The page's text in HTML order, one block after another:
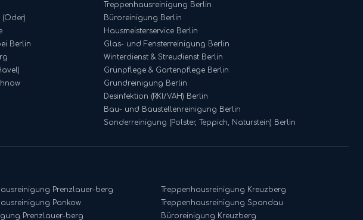
Berlin
Treppenhausreinigung Berlin
Büroreinigung Berlin
Hausmeisterservice Berlin
Glas- und Fensterreinigung Berlin
Winterdienst & Streudienst Berlin
Grünpflege & Gartenpflege Berlin
Grundreinigung Berlin
Desinfektion (RKI/VAH) Berlin
Bau- und Baustellenreinigung Berlin
Sonderreinigung (Polster, Teppich, Naturstein) Berlin
Prenzlauer-berg Treppenhausreinigung Kreuzberg
Pankow Treppenhausreinigung Spandau
Prenzlauer-berg Büroreinigung Kreuzberg